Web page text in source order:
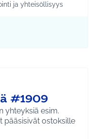
Tuusulan kylät
teeman mukaan:
ja yhteisöllisyys
#1909
yhteyksiä esim.
pääsisivät ostoksille